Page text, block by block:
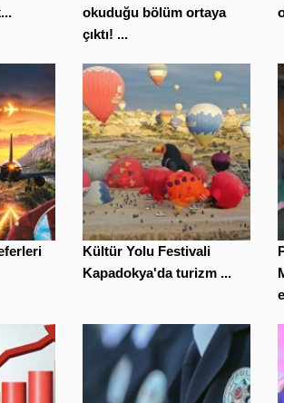
okuduğu bölüm ortaya
çıktı! ...
Kültür Yolu Festivali
Kapadokya'da turizm ...